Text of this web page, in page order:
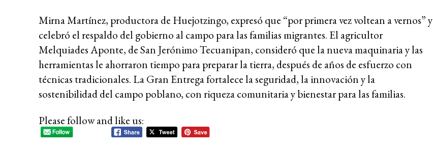
Mirna Martínez, productora de Huejotzingo, expresó que “por primera vez voltean a vernos” y
celebró el respaldo del gobierno al campo para las familias migrantes. El agricultor
Melquiades Aponte, de San Jerónimo Tecuanipan, consideró que la nueva maquinaria y las
herramientas le ahorraron tiempo para preparar la tierra, después de años de esfuerzo con
técnicas tradicionales. La Gran Entrega fortalece la seguridad, la innovación y la
sostenibilidad del campo poblano, con riqueza comunitaria y bienestar para las familias.
Please follow and like us: